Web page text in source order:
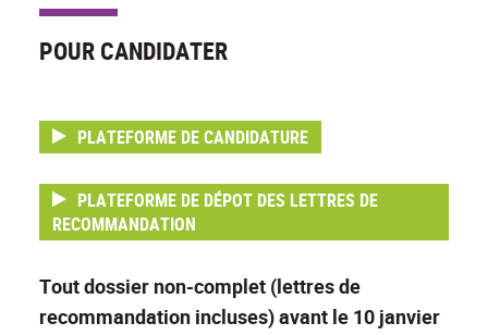
POUR CANDIDATER
PLATEFORME DE CANDIDATURE
PLATEFORME DE DÉPOT DES LETTRES DE
RECOMMANDATION
Tout dossier non-complet (lettres de
recommandation incluses) avant le 10 janvier